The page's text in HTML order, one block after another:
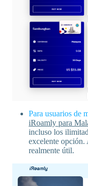
Para usuarios de
iRoamly para
incluso los
excelente opción.
realmente útil.